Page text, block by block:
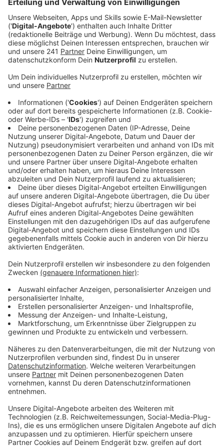
Veröffentlicht:Donnerstag, 13.08.2020 13:20
Anzeige
Sie ist wieder da. Tina Turner kehrt mit einem neuen
alten Song zurück. "What's Love Got To Do With It"
wird von Kygo aufgefrischt. Dass sie tatsächlich aus
dem Ruhestand zurückkehrt, hätten nicht viele
gedacht.
Anzeige
Der norwegische Produzent Kygo hat die
Zusammenarbeit selbst verkündet, garniert mit einem
Foto der beiden. Erst im vergangenen Jahr hatte er mit
einem Remix von Whitney Houstons "Higher Love"
große Erfolge erzielt. Mit dem Tina-Turner-Hit könnte
ähnliches passieren. Ihr dürft euch davon überzeugen.
Anzeige
Wir benötigen Ihre
Zustimmung, um den YouTube
Video-Service zu laden!
Wir verwenden einen Service eines
Drittanbieters, um Videoinhalte
einzubetten. Dieser Service kann
Details durch und stimmen Sie der
Nutzung des Service zu, um dieses
Video anzusehen.